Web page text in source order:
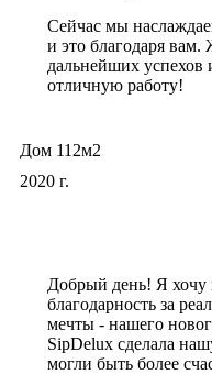
Сейчас мы
и это благодаря
дальнейших успехов
отличную работу!
Дом 112м2
2020 г.
Добрый день! Я
благодарность за
мечты - нашего
SipDelux сделала
могли быть более